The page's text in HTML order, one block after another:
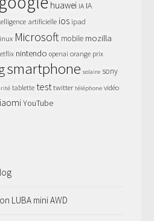
huawei IA IA
artificielle ios ipad
Microsoft mobile mozilla
nintendo openai orange prix
smartphone solaire sony
tablette testtwitter téléphone vidéo
YouTube
LUBA mini AWD